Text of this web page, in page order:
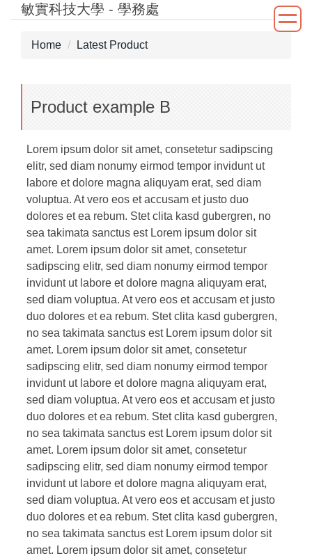
Jump
敏實科技大學 - 學務處
Home Latest Product
Product example B
Lorem ipsum dolor sit amet, consetetur sadipscing
elitr, sed diam nonumy eirmod tempor invidunt ut
labore et dolore magna aliquyam erat, sed diam
voluptua. At vero eos et accusam et justo duo
dolores et ea rebum. Stet clita kasd gubergren, no
sea takimata sanctus est Lorem ipsum dolor sit
amet. Lorem ipsum dolor sit amet, consetetur
sadipscing elitr, sed diam nonumy eirmod tempor
invidunt ut labore et dolore magna aliquyam erat,
sed diam voluptua. At vero eos et accusam et justo
duo dolores et ea rebum. Stet clita kasd gubergren,
no sea takimata sanctus est Lorem ipsum dolor sit
amet. Lorem ipsum dolor sit amet, consetetur
sadipscing elitr, sed diam nonumy eirmod tempor
invidunt ut labore et dolore magna aliquyam erat,
sed diam voluptua. At vero eos et accusam et justo
duo dolores et ea rebum. Stet clita kasd gubergren,
no sea takimata sanctus est Lorem ipsum dolor sit
amet. Lorem ipsum dolor sit amet, consetetur
sadipscing elitr, sed diam nonumy eirmod tempor
invidunt ut labore et dolore magna aliquyam erat,
sed diam voluptua. At vero eos et accusam et justo
duo dolores et ea rebum. Stet clita kasd gubergren,
no sea takimata sanctus est Lorem ipsum dolor sit
amet. Lorem ipsum dolor sit amet, consetetur